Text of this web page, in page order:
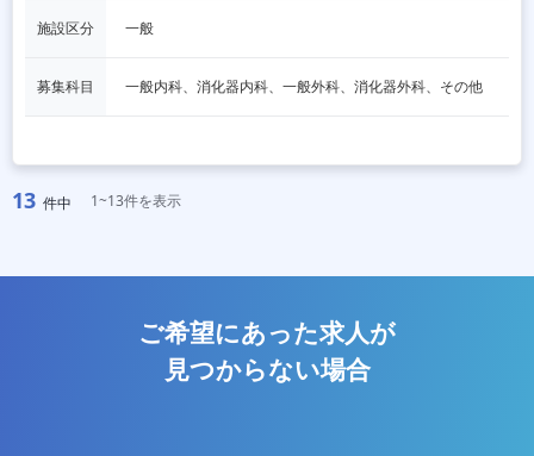
施設区分 一般
募集科目 一般内科、消化器内科、一般外科、消化器外科、その他
13 件中 1~13件を表示
ご希望にあった求人が
見つからない場合